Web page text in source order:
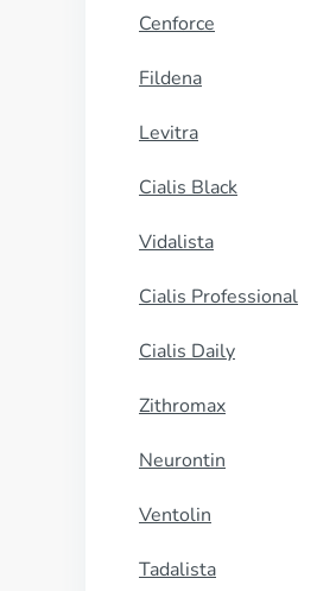
Cenforce
Fildena
Levitra
Cialis Black
Vidalista
Cialis Professional
Cialis Daily
Zithromax
Neurontin
Ventolin
Tadalista